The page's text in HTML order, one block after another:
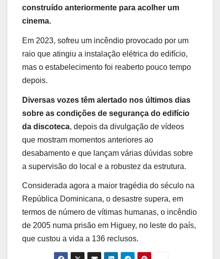
construído anteriormente para acolher um
cinema.
Em 2023, sofreu um incêndio provocado por um
raio que atingiu a instalação elétrica do edifício,
mas o estabelecimento foi reaberto pouco tempo
depois.
Diversas vozes têm alertado nos últimos dias
sobre as condições de segurança do edifício
da discoteca, depois da divulgação de vídeos
que mostram momentos anteriores ao
desabamento e que lançam várias dúvidas sobre
a supervisão do local e a robustez da estrutura.
Considerada agora a maior tragédia do século na
República Dominicana, o desastre supera, em
termos de número de vítimas humanas, o incêndio
de 2005 numa prisão em Higuey, no leste do país,
que custou a vida a 136 reclusos.